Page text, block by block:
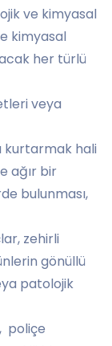
ve kimyasal
kimyasal
her türlü
veya
kurtarmak hali
ağır bir
bulunması,
zehirli
gönüllü
patolojik
poliçe